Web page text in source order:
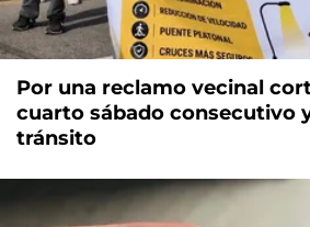
Por una reclamo vecinal
cuarto sábado consecutivo
tránsito